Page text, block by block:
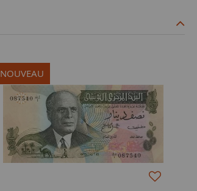
NOUVEAU